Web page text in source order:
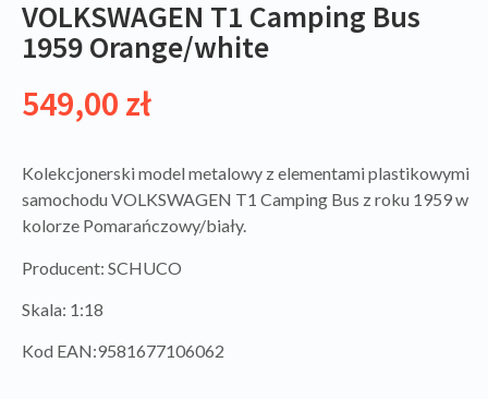
VOLKSWAGEN T1 Camping Bus
1959 Orange/white
549,00 zł
Kolekcjonerski model metalowy z elementami plastikowymi
samochodu VOLKSWAGEN T1 Camping Bus z roku 1959 w
kolorze Pomarańczowy/biały.
Producent: SCHUCO
Skala: 1:18
Kod EAN:9581677106062